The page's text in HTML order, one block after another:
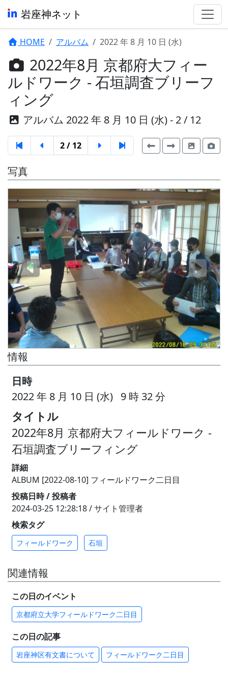
岩座神ネット
HOME アルバム 2022 年 8 月 10 日 (水)
2022年8月 京都府大フィー
ルドワーク - 石垣調査ブリーフ
ィング
アルバム 2022 年 8 月 10 日 (水) - 2 / 12
2 / 12
写真
情報
日時
2022 年 8 月 10 日 (水) 9 時 32 分
タイトル
2022年8月 京都府大フィールドワーク -
石垣調査ブリーフィング
詳細
ALBUM [2022-08-10] フィールドワーク二日目
投稿日時 / 投稿者
2024-03-25 12:28:18 / サイト管理者
検索タグ
フィールドワーク 石垣
関連情報
この日のイベント
京都府立大学フィールドワーク二日目
この日の記事
岩座神区有文書について フィールドワーク二日目